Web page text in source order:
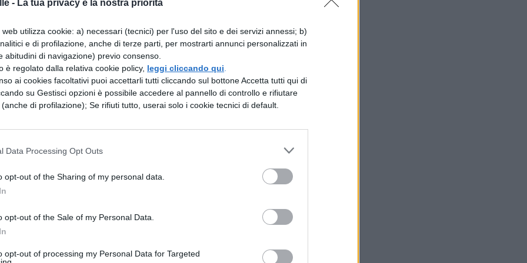
- La tua privacy è la nostra priorità
utilizza cookie: a) necessari (tecnici) per l'uso del sito e dei servizi annessi; b)
e di profilazione, anche di terze parti, per mostrarti annunci personalizzati in
abitudini di navigazione) previo consenso.
è regolato dalla relativa cookie policy, leggi cliccando qui
ai cookies facoltativi puoi accettarli tutti cliccando sul bottone Accetta tutti qui di
su Gestisci opzioni è possibile accedere al pannello di controllo e rifiutare
di profilazione); Se rifiuti tutto, userai solo i cookie tecnici di default.
Data Processing Opt Outs
opt-out of the Sharing of my personal data.
opt-out of the Sale of my Personal Data.
opt-out of processing my Personal Data for Targeted
sulla saga diTwilight 😛
fatto la coda al cinema per vedereBreaking
al pc a guardare la divertentissima parodia
ma soprattutto per chi… ci adora prenderli in giro!
anni
su sei a rischio: